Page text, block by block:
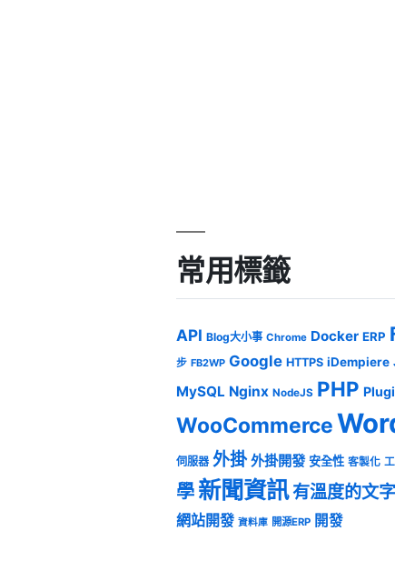
常用標籤
API Blog大小事 Chrome Docker ERP
步 FB2WP Google HTTPS iDempiere
MySQL Nginx NodeJS PHP
WooCommerce
伺服器 外掛 外掛開發 安全性 客製化
學 新聞資訊有溫度的文字
網站開發 資料庫 開源ERP 開發